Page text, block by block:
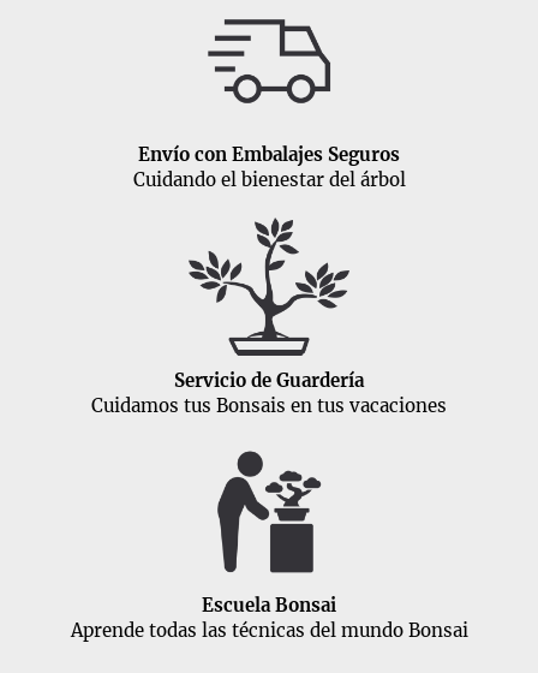
Envío con Embalajes Seguros
Cuidando el bienestar del árbol
Servicio de Guardería
Cuidamos tus Bonsais en tus vacaciones
Escuela Bonsai
Aprende todas las técnicas del mundo Bonsai